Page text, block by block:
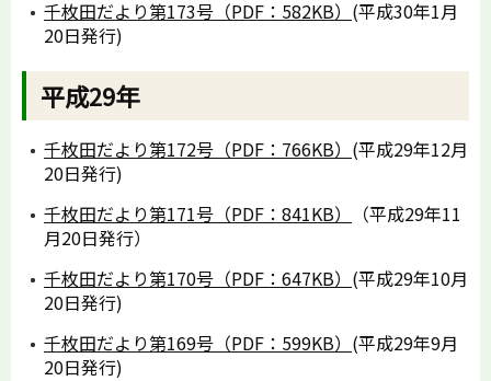
千枚田だより第173号（PDF：582KB） (平成30年1月
20日発行)
平成29年
千枚田だより第172号（PDF：766KB） (平成29年12月
20日発行)
千枚田だより第171号（PDF：841KB）
（平成29年11
月20日発行）
千枚田だより第170号（PDF：647KB） (平成29年10月
20日発行)
千枚田だより第169号（PDF：599KB） (平成29年9月
20日発行)